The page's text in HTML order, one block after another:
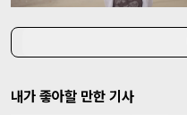
내가 좋아할 만한 기사